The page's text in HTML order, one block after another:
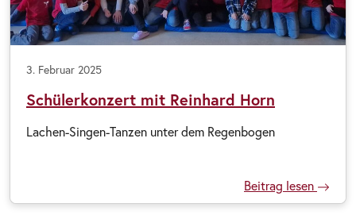
3. Februar 2025
Schülerkonzert mit Reinhard Horn
Lachen-Singen-Tanzen unter dem Regenbogen
Beitrag lesen